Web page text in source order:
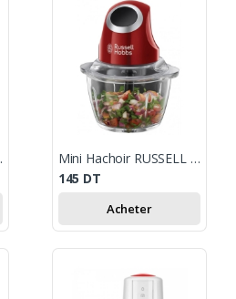
- Noir
Mini Hachoir RUSSELL HOBBS 24660-56 1L - Rouge
145 DT
Acheter